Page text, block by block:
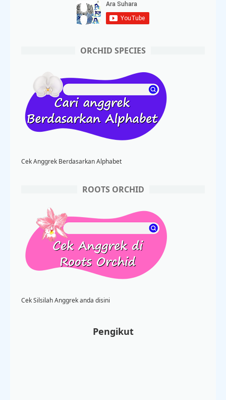
ORCHID SPECIES
Cek Anggrek Berdasarkan Alphabet
ROOTS ORCHID
Cek Silsilah Anggrek anda disini
Pengikut